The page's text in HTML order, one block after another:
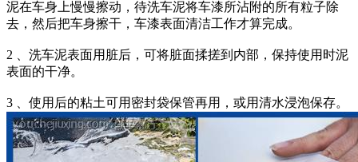
泥在车身上慢慢擦动，待洗车泥将车漆所沾附的所有粒子除
去，然后把车身擦干，车漆表面清洁工作才算完成。
2 、洗车泥表面用脏后，可将脏面揉搓到内部，保持使用时泥
表面的干净。
3 、使用后的粘土可用密封袋保管再用，或用清水浸泡保存。